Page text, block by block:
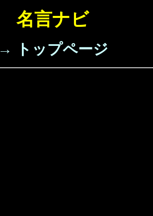
名言ナビ
→ トップページ